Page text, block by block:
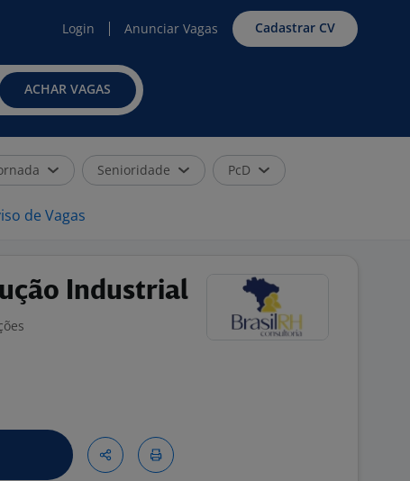
Login Anunciar Vagas Cadastrar CV
ACHAR VAGAS
Senioridade PcD
de Vagas
Industrial